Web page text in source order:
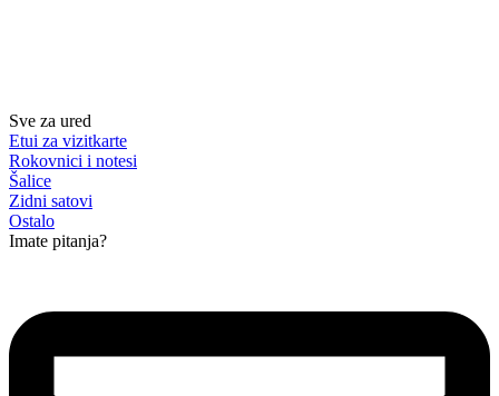
Sve za ured
Etui za vizitkarte
Rokovnici i notesi
Šalice
Zidni satovi
Ostalo
Imate pitanja?